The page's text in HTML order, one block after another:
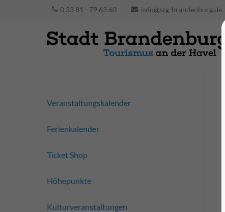
0 33 81 - 79 63 60 info@stg-brandenburg.de
Veranstaltungskalender
Ferienkalender
Ticket Shop
Höhepunkte
Kulturveranstaltungen